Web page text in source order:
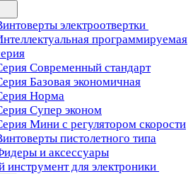
электроотвертки
программируемая
Современный стандарт
Базовая экономичная
Норма
Cупер эконом
Мини с регулятором скорости
пистолетного типа
и аксессуары
инструмент для электроники